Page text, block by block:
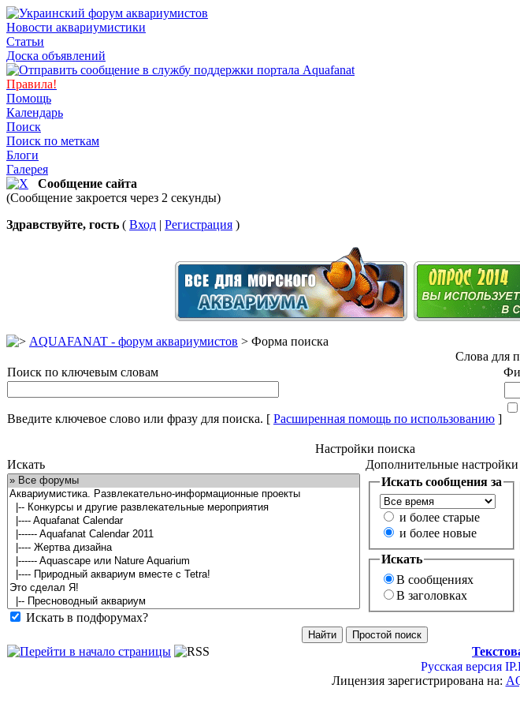
Новости аквариумистики
Статьи
Доска объявлений
Правила!
Помощь
Календарь
Поиск
Поиск по меткам
Блоги
Галерея
Сообщение сайта
(Сообщение закроется через 2 секунды)
Здравствуйте, гость ( Вход | Регистрация )
AQUAFANAT - форум аквариумистов > Форма поиска
Слова для
Поиск по ключевым словам
Введите ключевое слово или фразу для поиска. [ Расширенная помощь по использованию ]
Настройки поиска
Искать
Дополнительные настройки
Искать в подфорумах?
Искать сообщения за
и более старые
и более новые
Искать
В сообщениях
В заголовках
Русская версия
Лицензия зарегистрирована на: